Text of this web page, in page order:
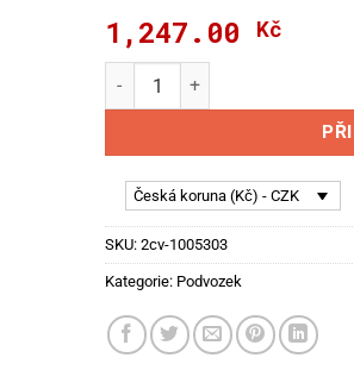
1,247.00 Kč
Sada čepů řízení nápravy
Česká koruna (Kč) - CZK
SKU: 2cv-1005303
Kategorie: Podvozek